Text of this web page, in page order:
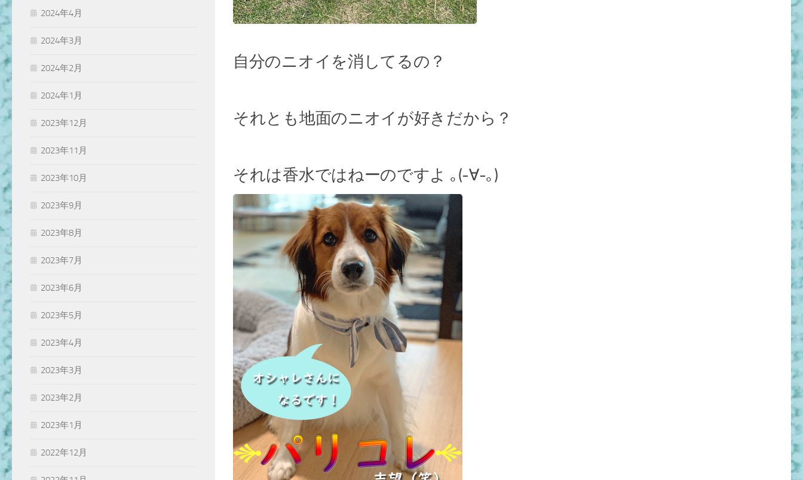
自分のニオイを消してるの？
それとも地面のニオイが好きだから？
それは香水ではねーのですよ ｡(-∀-｡)
2024年4月
2024年3月
2024年2月
2024年1月
2023年12月
2023年11月
2023年10月
2023年9月
2023年8月
2023年7月
2023年6月
2023年5月
2023年4月
2023年3月
2023年2月
2023年1月
2022年12月